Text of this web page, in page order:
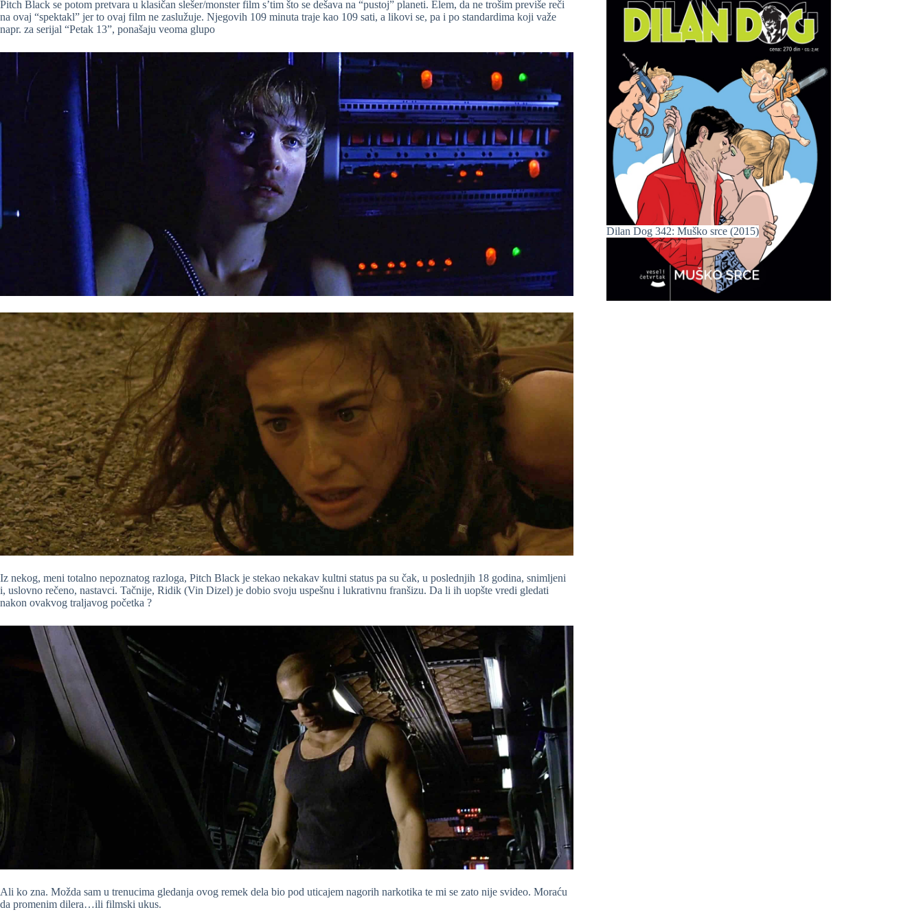
Pitch Black se potom pretvara u klasičan slešer/monster film s’tim što se dešava na “pustoj” planeti. Elem, da ne trošim previše reči
na ovaj “spektakl” jer to ovaj film ne zaslužuje. Njegovih 109 minuta traje kao 109 sati, a likovi se, pa i po standardima koji važe
napr. za serijal “Petak 13”, ponašaju veoma glupo
Iz nekog, meni totalno nepoznatog razloga, Pitch Black je stekao nekakav kultni status pa su čak, u poslednjih 18 godina, snimljeni
i, uslovno rečeno, nastavci. Tačnije, Ridik (Vin Dizel) je dobio svoju uspešnu i lukrativnu franšizu. Da li ih uopšte vredi gledati
nakon ovakvog traljavog početka ?
Ali ko zna. Možda sam u trenucima gledanja ovog remek dela bio pod uticajem nagorih narkotika te mi se zato nije svideo. Moraću
da promenim dilera…ili filmski ukus.
Dilan Dog 342: Muško srce (2015)